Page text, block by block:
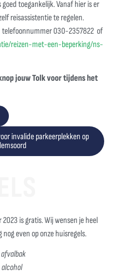
toegankelijk. Vanafhier is er
reisassistentie te regelen.
telefoonnummer 030-2357822 of
reizen-met-een-beperking/ns-
jouw Tolk voor tijdens het
invalide parkeerplekken op
is gratis. Wij wensen je heel
even op onze huisregels.
alcohol